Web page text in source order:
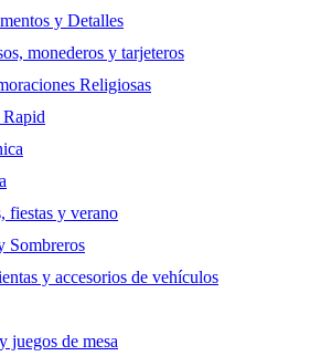
y Detalles
monederos y tarjeteros
Religiosas
fiestas y verano
Sombreros
y accesorios de vehículos
juegos de mesa